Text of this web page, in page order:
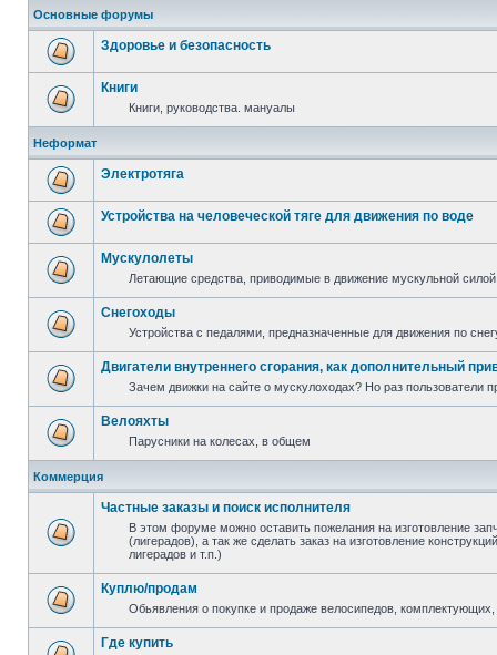
Основные форумы
Здоровье и безопасность
Книги
Книги, руководства. мануалы
Неформат
Электротяга
Устройства на человеческой тяге для движения по воде
Мускулолеты
Летающие средства, приводимые в движение мускульной силой
Снегоходы
Устройства с педалями, предназначенные для движения по
Двигатели внутреннего сгорания, как дополнительный
Зачем движки на сайте о мускулоходах? Но раз пользователи
Велояхты
Парусники на колесах, в общем
Коммерция
Частные заказы и поиск исполнителя
В этом форуме можно оставить пожелания на изготовление
(лигерадов), а так же сделать заказ на изготовление
лигерадов и т.п.)
Куплю/продам
Обьявления о покупке и продаже велосипедов,
Где купить